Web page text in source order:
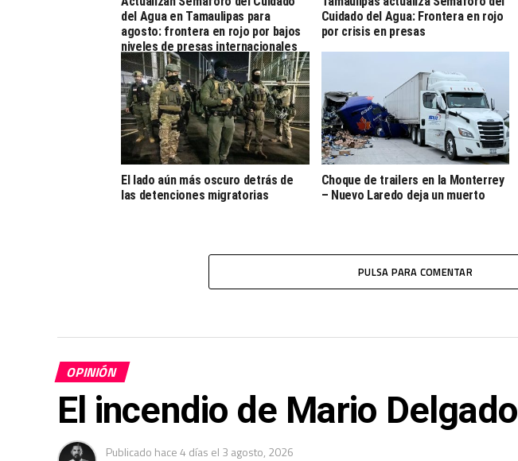
del Agua en Tamaulipas para
agosto: frontera en rojo por bajos
niveles de presas internacionales
Cuidado del Agua: Frontera en rojo
por crisis en presas
El lado aún más oscuro detrás de
las detenciones migratorias
Choque de trailers en la Monterrey
– Nuevo Laredo deja un muerto
PULSA PARA COMENTAR
OPINIÓN
El incendio de Mario Delgado
Publicado hace 4 días el 3 agosto, 2026